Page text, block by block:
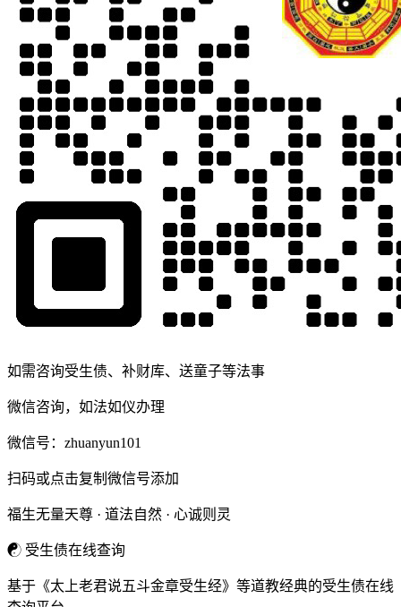
如需咨询受生债、补财库、送童子等法事
微信咨询，如法如仪办理
微信号： zhuanyun101
扫码或点击复制微信号添加
福生无量天尊 · 道法自然 · 心诚则灵
☯ 受生债在线查询
基于《太上老君说五斗金章受生经》等道教经典的受生债在线